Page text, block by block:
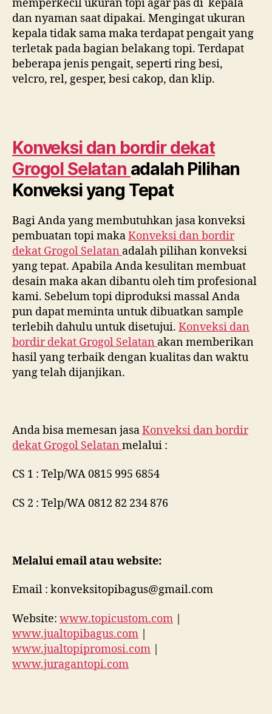
memperkecil ukuran topi agar pas di kepala
dan nyaman saat dipakai. Mengingat ukuran
kepala tidak sama maka terdapat pengait yang
terletak pada bagian belakang topi. Terdapat
beberapa jenis pengait, seperti ring besi,
velcro, rel, gesper, besi cakop, dan klip.
Konveksi dan bordir dekat
Grogol Selatan adalah Pilihan
Konveksi yang Tepat
Bagi Anda yang membutuhkan jasa konveksi
pembuatan topi makaKonveksi dan bordir
dekat Grogol Selatan adalah pilihan konveksi
yang tepat. Apabila Anda kesulitan membuat
desain maka akan dibantu oleh tim profesional
kami. Sebelum topi diproduksi massal Anda
pun dapat meminta untuk dibuatkan sample
terlebih dahulu untuk disetujui. Konveksi dan
bordir dekat Grogol Selatan akan memberikan
hasil yang terbaik dengan kualitas dan waktu
yang telah dijanjikan.
Anda bisa memesan jasaKonveksi dan bordir
dekat Grogol Selatan melalui :
CS 1 : Telp/WA 0815 995 6854
CS 2 : Telp/WA 0812 82 234 876
Melalui email atau website:
Email : konveksitopibagus@gmail.com
Website: www.topicustom.com |
www.jualtopibagus.com |
www.jualtopipromosi.com |
www.juragantopi.com